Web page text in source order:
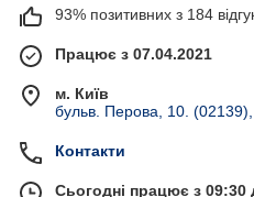
93% позитивних з 184
Працює з 07.04.2021
м. Київ
бульв. Перова, 10. (02139),
Контакти
Сьогодні працює з 09:30